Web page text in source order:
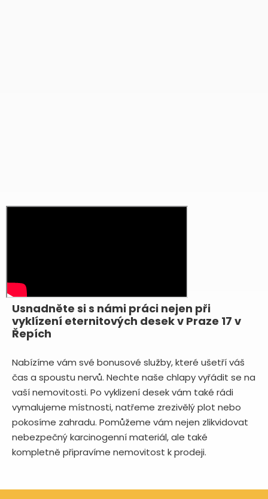
Usnadněte si s námi práci nejen při
vyklízení eternitových desek v Praze 17 v
Řepích
Nabízíme vám své bonusové služby, které ušetří váš
čas a spoustu nervů. Nechte naše chlapy vyřádit se na
vaší nemovitosti. Po vyklizení desek vám také rádi
vymalujeme místnosti, natřeme zrezivělý plot nebo
pokosíme zahradu. Pomůžeme vám nejen zlikvidovat
nebezpečný karcinogenní materiál, ale také
kompletně připravíme nemovitost k prodeji.